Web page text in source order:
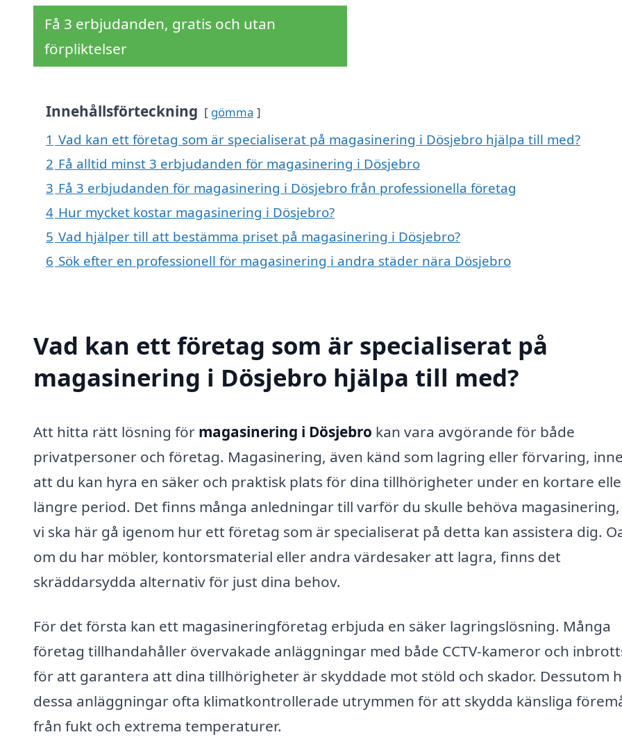
Få 3 erbjudanden, gratis och utan
förpliktelser
Innehållsförteckning gömma
1 Vad kan ett företag som är specialiserat på magasinering i Dösjebro hjälpa till med?
2 Få alltid minst 3 erbjudanden för magasinering i Dösjebro
3 Få 3 erbjudanden för magasinering i Dösjebro från professionella företag
4 Hur mycket kostar magasinering i Dösjebro?
5 Vad hjälper till att bestämma priset på magasinering i Dösjebro?
6 Sök efter en professionell för magasinering i andra städer nära Dösjebro
Vad kan ett företag som är specialiserat på
magasinering i Dösjebro hjälpa till med?
Att hitta rätt lösning för magasinering i Dösjebro kan vara avgörande för både
privatpersoner och företag. Magasinering, även känd som lagring eller förvaring,
att du kan hyra en säker och praktisk plats för dina tillhörigheter under en kortare
längre period. Det finns många anledningar till varför du skulle behöva
vi ska här gå igenom hur ett företag som är specialiserat på detta kan assistera dig.
om du har möbler, kontorsmaterial eller andra värdesaker att lagra, finns det
skräddarsydda alternativ för just dina behov.
För det första kan ett magasineringföretag erbjuda en säker lagringslösning. Många
företag tillhandahåller övervakade anläggningar med både CCTV-kameror och
för att garantera att dina tillhörigheter är skyddade mot stöld och skador. Dessutom
dessa anläggningar ofta klimatkontrollerade utrymmen för att skydda känsliga
från fukt och extrema temperaturer.